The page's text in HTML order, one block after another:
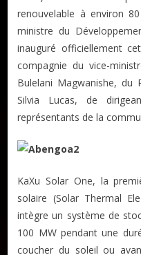
renouvelable à environ
ministre du
inauguré officiellement
compagnie du vice-
Bulelani Magwanishe, du
Silvia Lucas, de
représentants de la
KaXu Solar One, la
solaire (Solar Thermal
intègre un système de
100 MW pendant une
coucher du soleil ou